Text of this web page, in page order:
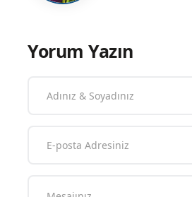
Yorum Yazın